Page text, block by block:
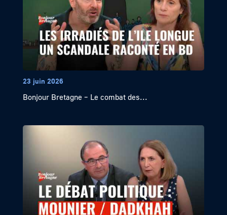
23 juin 2026
Bonjour Bretagne – Le combat des...